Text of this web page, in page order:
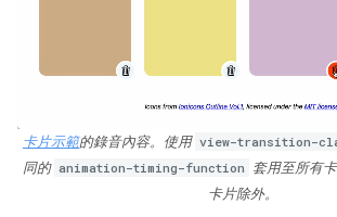
卡片示範的錄音內容。使用 view-transition-
同的 animation-timing-function 套用至所有
卡片除外。